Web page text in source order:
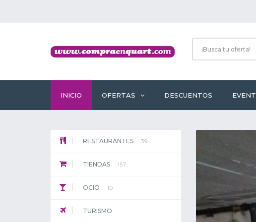
INICIO OFERTAS DESCUENTOS
RESTAURANTES 39
TIENDAS 157
OCIO 10
TURISMO